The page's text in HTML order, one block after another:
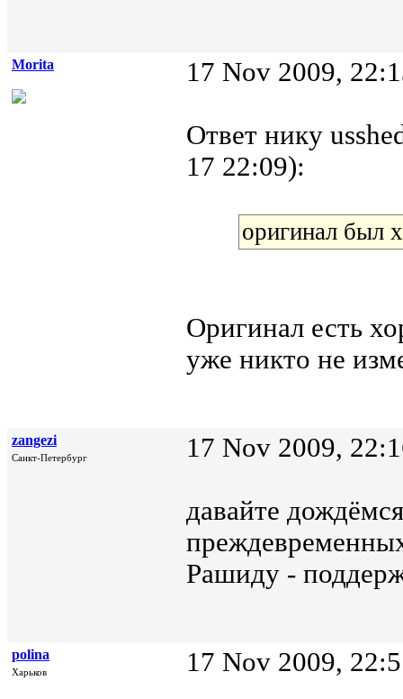
Morita 17 Nov 2009,
Ответ нику
17 22:09):
оригинал был
Оригинал есть
уже никто не
zangezi
Санкт-Петербург 17 Nov 2009,
давайте
Рашиду -
polina
Харьков 17 Nov 2009,